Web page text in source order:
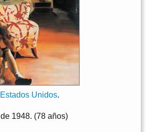
Estados Unidos.
de 1948. (78 años)